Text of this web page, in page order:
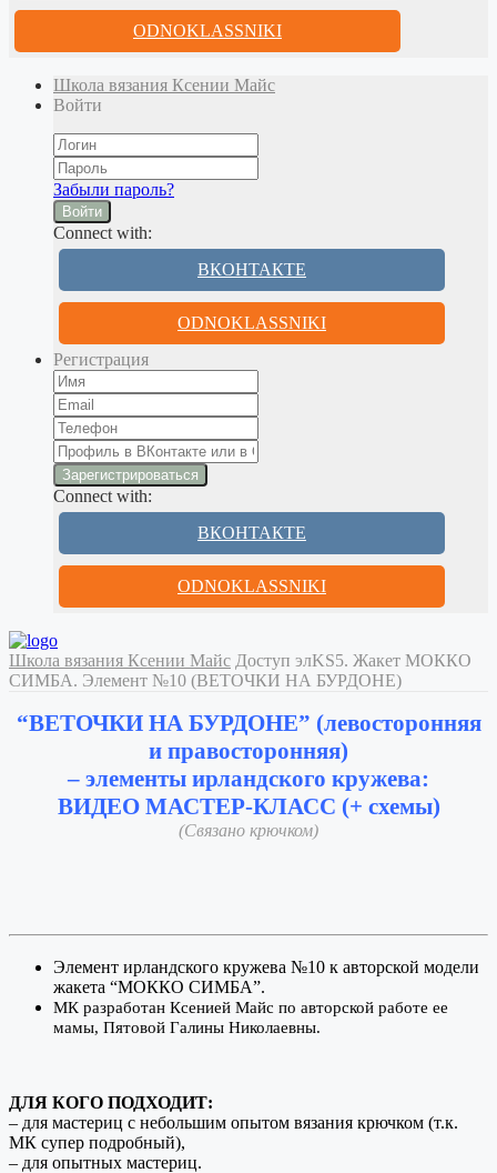
ODNOKLASSNIKI
Школа вязания Ксении Майс
Войти
Забыли пароль?
Войти
Connect with:
ВКОНТАКТЕ
ODNOKLASSNIKI
Регистрация
Connect with:
ВКОНТАКТЕ
ODNOKLASSNIKI
Школа вязания Ксении Майс Доступ элKS5. Жакет МОККО
СИМБА. Элемент №10 (ВЕТОЧКИ НА БУРДОНЕ)
“ВЕТОЧКИ НА БУРДОНЕ” (левосторонняя
и правосторонняя)
– элементы ирландского кружева:
ВИДЕО МАСТЕР-КЛАСС (+ схемы)
(Связано крючком)
Элемент ирландского кружева №10 к авторской модели
жакета “МОККО СИМБА”.
МК разработан Ксенией Майс по авторской работе ее
мамы, Пятовой Галины Николаевны.
ДЛЯ КОГО ПОДХОДИТ:
– для мастериц с небольшим опытом вязания крючком (т.к.
МК супер подробный),
– для опытных мастериц.